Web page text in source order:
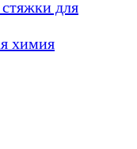
для
химия